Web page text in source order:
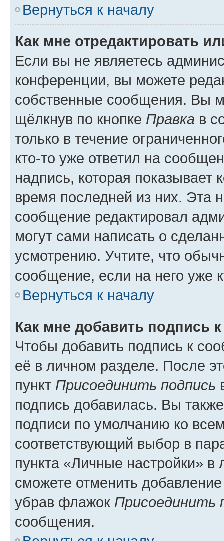
Вернуться к началу
Как мне отредактировать
Если вы не являетесь
конференции, вы можете
собственные сообщения. Вы
щёлкнув по кнопке Правка в
только в течение
кто-то уже ответил на
надпись, которая показывает
время последней из них. Эта
сообщение редактировал
могут сами написать о
усмотрению. Учтите, что
сообщение, если на него уже
Вернуться к началу
Как мне добавить подпись
Чтобы добавить подпись к
её в личном разделе. После
пункт Присоединить подпись
подпись добавилась. Вы
подписи по умолчанию ко
соответствующий выбор в
пункта «Личные настройки»
сможете отменить
убрав флажок Присоединить
сообщения.